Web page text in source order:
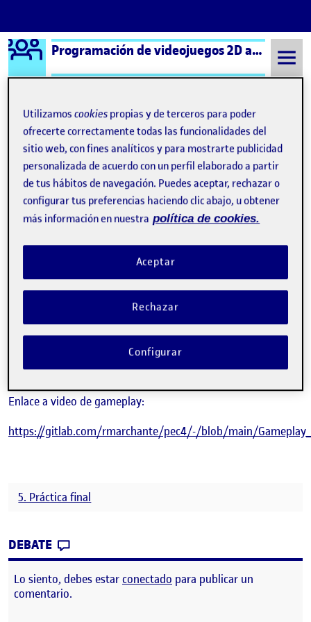
Saltar al contenido
Logo Ágora Programación de videojuegos 2D aula 2
Semestre 20211 - Aula 2 PEC4 – Super Pang
Navegación de entradas
Anterior: PEC4 – PRÁCTICA FINAL
Publicado porPEC4 – Super Pang
Publicado por
Rafael Marchante Collado
Dejo aquí mi aportación a esta PEC de la asignatura de
mítico videojuego Super Pang.
https://gitlab.com/rmarchante/pec4
Enlace a video de gameplay:
https://gitlab.com/rmarchante/pec4/-/blob/main/
5. Práctica final
DEBATE
Lo siento, debes estarconectado para publicar un
comentario.
Utilizamoscookies propias y de terceros para poder
ofrecerte correctamente todas las funcionalidades del
sitio web, con fines analíticos y para mostrarte publicidad
personalizada de acuerdo con un perfil elaborado a partir
de tus hábitos de navegación. Puedes aceptar, rechazar o
configurar tus preferencias haciendo clic abajo, u obtener
más información en nuestra política de cookies.
Rechazar
Aceptar
Configurar